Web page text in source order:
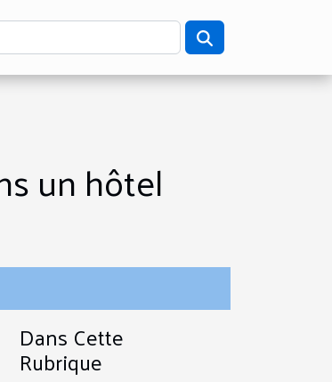
un hôtel
Dans Cette
Rubrique